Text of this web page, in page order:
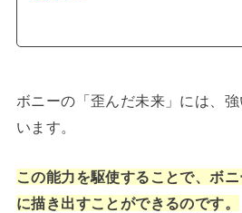
ボニーの「歪んだ未来」には、
います。
この能力を駆使することで、ボ
に描き出すことができるのです。